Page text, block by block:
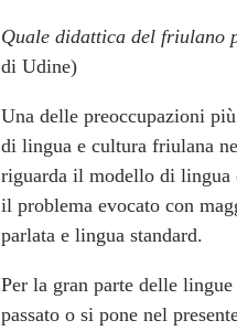
Quale didattica del friulano
di Udine)
Una delle preoccupazioni
di lingua e cultura friulana
riguarda il modello di lingua
il problema evocato con
parlata e lingua standard.
Per la gran parte delle
passato o si pone nel